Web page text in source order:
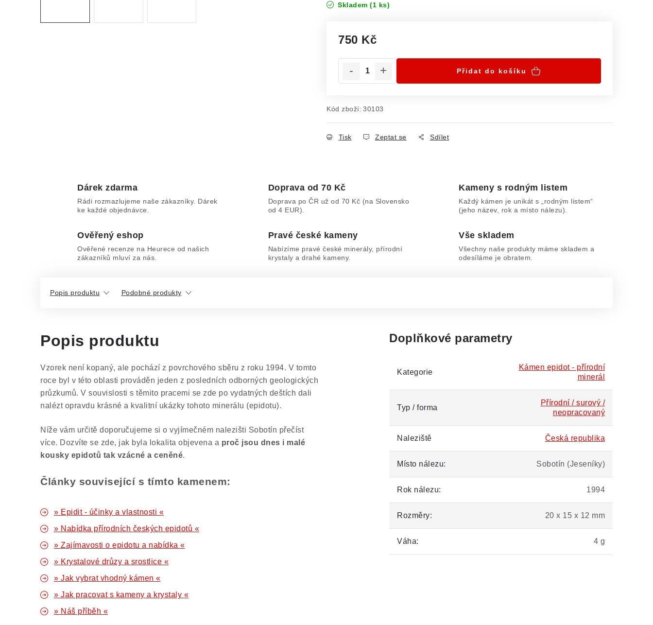
Skladem (1 ks)
750 Kč
Přidat do košíku
Kód zboží: 30103
Tisk Zeptat se Sdílet
Dárek zdarma
Rádi rozmazlujeme naše zákazníky. Dárek
ke každé objednávce.
Doprava od 70 Kč
Doprava po ČR už od 70 Kč (na Slovensko
od 4 EUR).
Kameny s rodným listem
Každý kámen je unikát s „rodným listem“
(jeho název, rok a místo nálezu).
Ověřený eshop
Ověřené recenze na Heurece od našich
zákazníků mluví za nás.
Pravé české kameny
Nabízíme pravé české minerály, přírodní
krystaly a drahé kameny.
Vše skladem
Všechny naše produkty máme skladem a
odesíláme je obratem.
Popis produktu Podobné produkty
Popis produktu
Vzorek není kopaný, ale pochází z povrchového sběru z roku 1994. V tomto
roce byl v této oblasti prováděn jeden z posledních odborných geologických
průzkumů. V souvislosti s těmito pracemi se zde po vydatných deštích dali
nalézt opravdu krásné a kvalitní ukázky tohoto minerálu (epidotu).
Níže vám určitě doporučujeme si o vyjímečném nalezišti Sobotín přečíst
více. Dozvíte se zde, jak byla lokalita objevena a proč jsou dnes i malé
kousky epidotů tak vzácné a ceněné.
Články související s tímto kamenem:
» Epidit - účinky a vlastnosti «
» Nabídka přírodních českých epidotů «
» Zajímavosti o epidotu a nabídka «
» Krystalové drůzy a srostlice «
» Jak vybrat vhodný kámen «
» Jak pracovat s kameny a krystaly «
» Náš příběh «
Doplňkové parametry
Kategorie
Kámen epidot - přírodní
minerál
Typ / forma
Přírodní / surový /
neopracovaný
Naleziště Česká republika
Místo nálezu: Sobotín (Jeseníky)
Rok nálezu: 1994
Rozměry: 20 x 15 x 12 mm
Váha: 4 g